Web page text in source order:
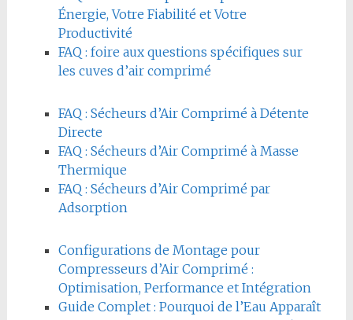
Énergie, Votre Fiabilité et Votre
Productivité
FAQ : foire aux questions spécifiques sur
les cuves d’air comprimé
FAQ : Sécheurs d’Air Comprimé à Détente
Directe
FAQ : Sécheurs d’Air Comprimé à Masse
Thermique
FAQ : Sécheurs d’Air Comprimé par
Adsorption
Configurations de Montage pour
Compresseurs d’Air Comprimé :
Optimisation, Performance et Intégration
Guide Complet : Pourquoi de l’Eau Apparaît